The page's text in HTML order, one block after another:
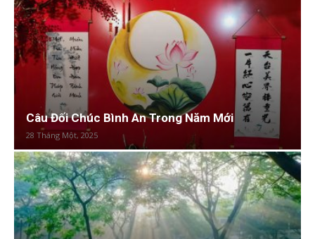
Câu Đối Chúc Bình An Trong Năm Mới
28 Tháng Một, 2025